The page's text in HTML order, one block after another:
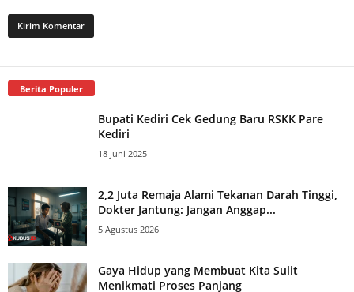
Berita Populer
Bupati Kediri Cek Gedung Baru RSKK Pare
Kediri
18 Juni 2025
2,2 Juta Remaja Alami Tekanan Darah Tinggi,
Dokter Jantung: Jangan Anggap...
5 Agustus 2026
Gaya Hidup yang Membuat Kita Sulit
Menikmati Proses Panjang